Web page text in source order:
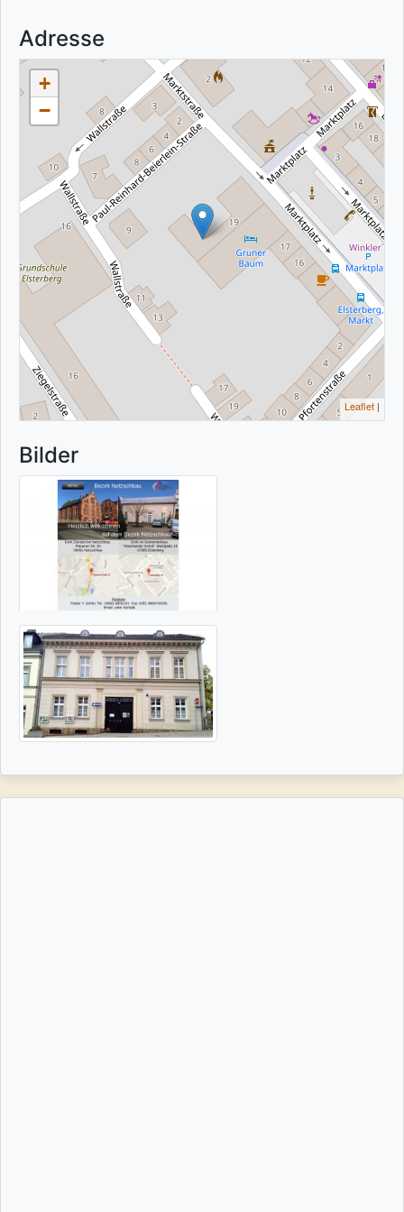
Adresse
+
−
Leaflet |
Bilder